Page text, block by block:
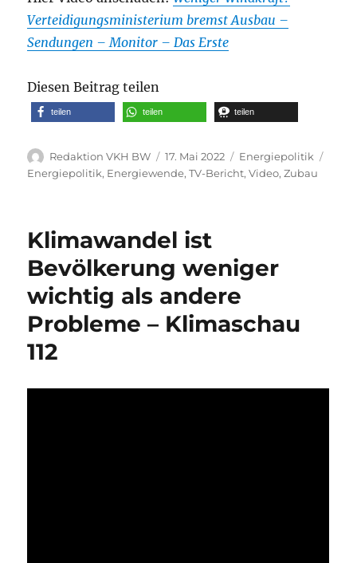
Verteidigungsministerium bremst Ausbau –
Sendungen – Monitor – Das Erste
Diesen Beitrag teilen
teilen teilen teilen
Autor
Redaktion VKH BW
Veröffentlicht
am
17. Mai 2022 Kategorien
Energiepolitik
Energiepolitik, Energiewende,TV-Bericht,Video,Zubau
Klimawandel ist
Bevölkerung weniger
wichtig als andere
Probleme – Klimaschau
112